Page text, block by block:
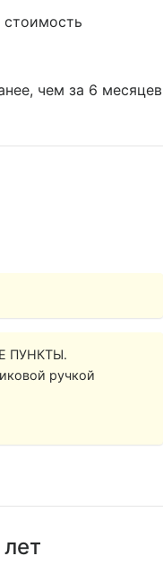
стоимость
чем за 6 месяцев
ПУНКТЫ.
ручкой